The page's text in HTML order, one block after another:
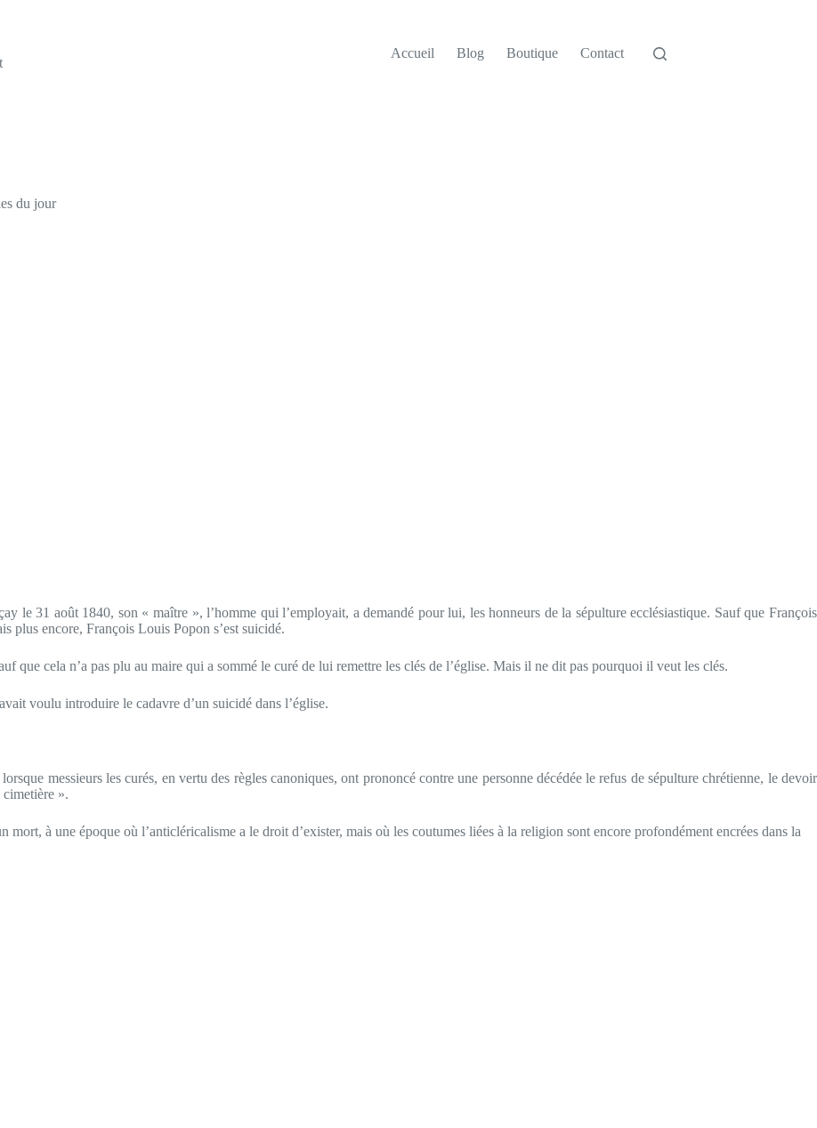
Accueil Blog Boutique Contact
du jour
le 31 août 1840, son « maître », l’homme qui l’employait, a demandé pour lui, les honneurs de la sépulture ecclésiastique. Sauf que François
plus encore, François Louis Popon s’est suicidé.
que cela n’a pas plu au maire qui a sommé le curé de lui remettre les clés de l’église. Mais il ne dit pas pourquoi il veut les clés.
voulu introduire le cadavre d’un suicidé dans l’église.
messieurs les curés, en vertu des règles canoniques, ont prononcé contre une personne décédée le refus de sépulture chrétienne, le devoir
cimetière ».
à une époque où l’anticléricalisme a le droit d’exister, mais où les coutumes liées à la religion sont encore profondément encrées dans la